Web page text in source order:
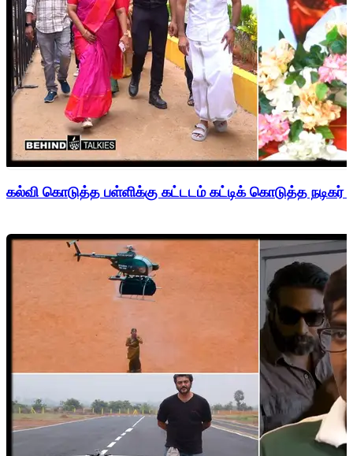
கல்வி கொடுத்த பள்ளிக்கு கட்டடம் கட்டிக் கொடுத்த நடிகர்